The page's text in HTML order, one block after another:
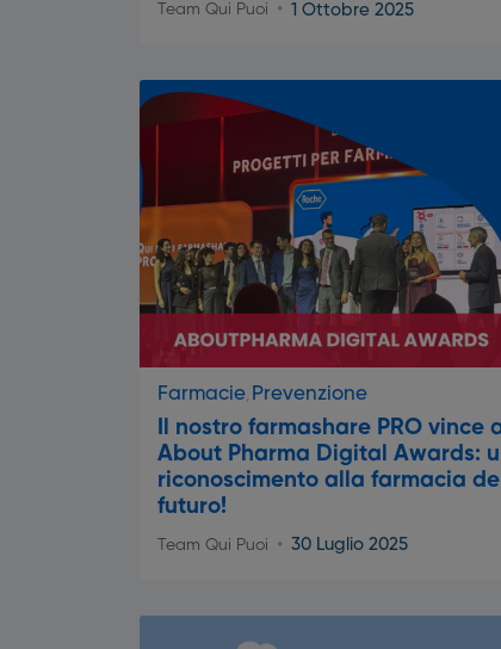
Team Qui Puoi 1 Ottobre 2025
Farmacie Prevenzione
Il nostro farmashare PRO vince
About Pharma Digital Awards:
riconoscimento alla farmacia del
futuro!
Team Qui Puoi 30 Luglio 2025